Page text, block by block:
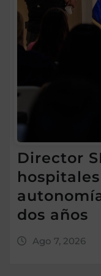
Director
dos años
Ago 7, 2026